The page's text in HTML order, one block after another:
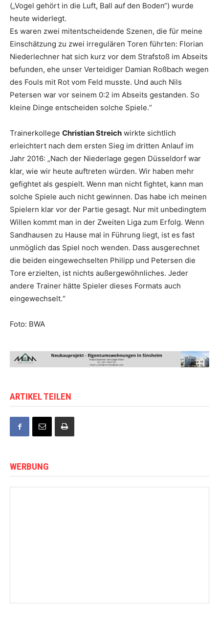
(„Vogel gehört in die Luft, Ball auf den Boden“) wurde
heute widerlegt.
Es waren zwei mitentscheidende Szenen, die für meine
Einschätzung zu zwei irregulären Toren führten: Florian
Niederlechner hat sich kurz vor dem Strafstoß im Abseits
befunden, ehe unser Verteidiger Damian Roßbach wegen
des Fouls mit Rot vom Feld musste. Und auch Nils
Petersen war vor seinem 0:2 im Abseits gestanden. So
kleine Dinge entscheiden solche Spiele.“
Trainerkollege Christian Streich wirkte sichtlich
erleichtert nach dem ersten Sieg im dritten Anlauf im
Jahr 2016: „Nach der Niederlage gegen Düsseldorf war
klar, wie wir heute auftreten würden. Wir haben mehr
gefightet als gespielt. Wenn man nicht fightet, kann man
solche Spiele auch nicht gewinnen. Das habe ich meinen
Spielern klar vor der Partie gesagt. Nur mit unbedingtem
Willen kommt man in der Zweiten Liga zum Erfolg. Wenn
Sandhausen zu Hause mal in Führung liegt, ist es fast
unmöglich das Spiel noch wenden. Dass ausgerechnet
die beiden eingewechselten Philipp und Petersen die
Tore erzielten, ist nichts außergewöhnliches. Jeder
andere Trainer hätte Spieler dieses Formats auch
eingewechselt.“
Foto: BWA
ARTIKEL TEILEN
WERBUNG